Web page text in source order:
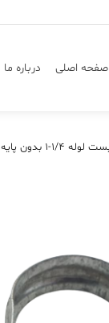
صفحه اصلی درباره ما
۱/۴-۱ بدون پایه